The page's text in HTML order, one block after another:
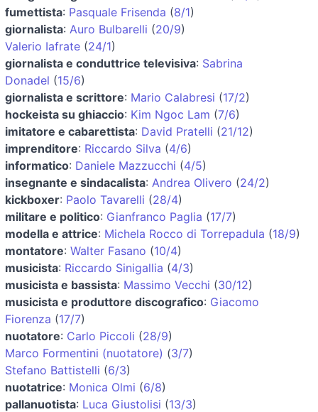
fumettista: Pasquale Frisenda (8/1)
giornalista: Auro Bulbarelli (20/9)
Valerio Iafrate (24/1)
giornalista e conduttrice televisiva: Sabrina
Donadel (15/6)
giornalista e scrittore: Mario Calabresi (17/2)
hockeista su ghiaccio: Kim Ngoc Lam (7/6)
imitatore e cabarettista: David Pratelli (21/12)
imprenditore: Riccardo Silva (4/6)
informatico: Daniele Mazzucchi (4/5)
insegnante e sindacalista: Andrea Olivero (24/2)
kickboxer: Paolo Tavarelli (28/4)
militare e politico: Gianfranco Paglia (17/7)
modella e attrice: Michela Rocco di Torrepadula (18/9)
montatore: Walter Fasano (10/4)
musicista: Riccardo Sinigallia (4/3)
musicista e bassista: Massimo Vecchi (30/12)
musicista e produttore discografico: Giacomo
Fiorenza (17/7)
nuotatore: Carlo Piccoli (28/9)
Marco Formentini (nuotatore) (3/7)
Stefano Battistelli (6/3)
nuotatrice: Monica Olmi (6/8)
pallanuotista: Luca Giustolisi (13/3)